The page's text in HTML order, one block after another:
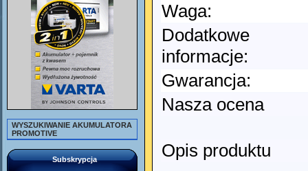
WYSZUKIWANIE AKUMULATORA
PROMOTIVE
Subskrypcja
Waga:
Dodatkowe
informacje:
Gwarancja:
Nasza ocena
Opis produktu